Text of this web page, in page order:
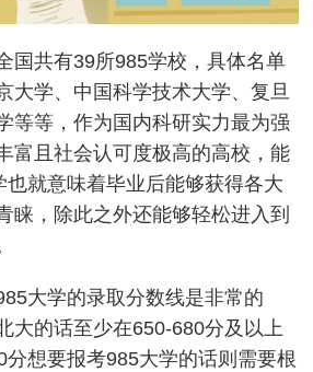
国共有39所985学校，具体名单
大学、中国科学技术大学、复旦
等等，作为国内科研实力最为强
富且社会认可度极高的高校，能
也就意味着毕业后能够获得各大
睐，除此之外还能够轻松进入到
大学的录取分数线是非常的
大的话至少在650-680分及以上
分想要报考985大学的话则需要根